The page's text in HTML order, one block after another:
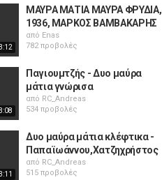
ΜΑΥΡΑ ΜΑΤΙΑ ΜΑΥΡΑ ΦΡΥΔΙΑ,
1936, ΜΑΡΚΟΣ ΒΑΜΒΑΚΑΡΗΣ
από Enas
782 προβολές
Παγιουμτζής - Δυο μαύρα
μάτια γνώρισα
από RC_Andreas
534 προβολές
Δυο μαύρα μάτια κλέφτικα -
Παπαϊωάννου,Χατζηχρήστος
από RC_Andreas
515 προβολές